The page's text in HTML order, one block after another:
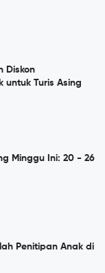
Diskon
untuk Turis Asing
Minggu Ini: 20 - 26
Penitipan Anak di